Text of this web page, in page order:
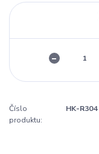
Číslo
produktu:
HK-R304